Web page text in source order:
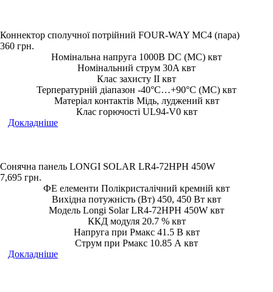
Коннектор сполучної потрійний FOUR-WAY MC4 (пара)
360 грн.
Номінальна напруга 1000В DC (MC) квт
Номінальний струм 30A квт
Клас захисту II квт
Терпературній діапазон -40°C…+90°C (MC) квт
Матеріал контактів Мідь, луджений квт
Клас горючості UL94-V0 квт
Докладніше
Сонячна панель LONGI SOLAR LR4-72HPH 450W
7,695 грн.
ФЕ елементи Полікристалічний кремній квт
Вихідна потужність (Вт) 450, 450 Вт квт
Модель Longi Solar LR4-72HPH 450W квт
ККД модуля 20.7 % квт
Напруга при Рмакс 41.5 В квт
Струм при Рмакс 10.85 А квт
Докладніше